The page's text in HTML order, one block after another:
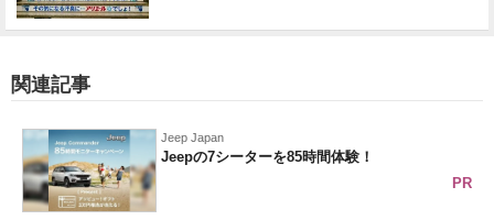
関連記事
Jeep Japan
Jeepの7シーターを85時間体験！
PR